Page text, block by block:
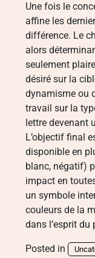
Une fois le
affine les
différence. Le
alors
seulement
désiré sur la
dynamisme ou
travail sur la
lettre devenant
L’objectif final
disponible en
blanc, négatif)
impact en
un symbole
couleurs de la
dans l’esprit du
Posted in